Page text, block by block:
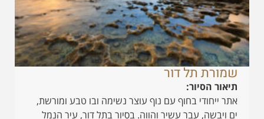
שמורת תל דור
תיאור הסיור:
אתר ייחודי בחוף עם נוף עוצר נשימה ובו טבע ומורשת,
ים ויבשה, עבר עשיר והווה. בסיור בתל דור, עיר הנמל